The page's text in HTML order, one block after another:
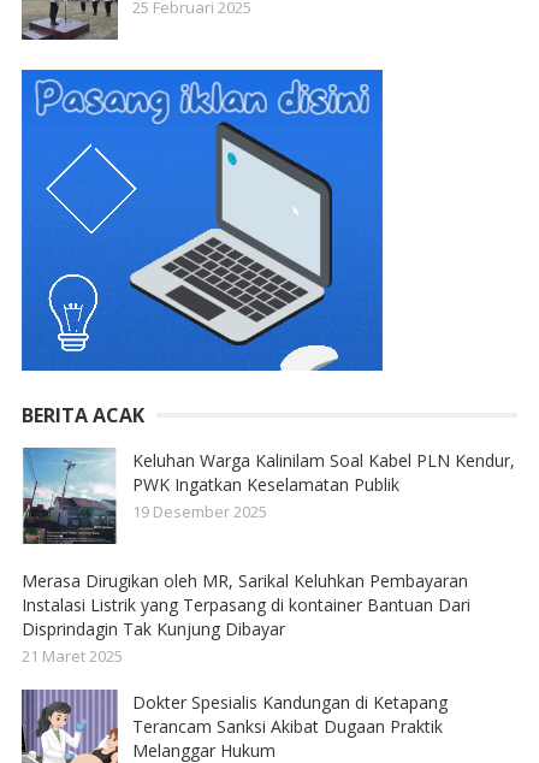
25 Februari 2025
BERITA ACAK
Keluhan Warga Kalinilam Soal Kabel PLN Kendur,
PWK Ingatkan Keselamatan Publik
19 Desember 2025
Merasa Dirugikan oleh MR, Sarikal Keluhkan Pembayaran
Instalasi Listrik yang Terpasang di kontainer Bantuan Dari
Disprindagin Tak Kunjung Dibayar
21 Maret 2025
Dokter Spesialis Kandungan di Ketapang
Terancam Sanksi Akibat Dugaan Praktik
Melanggar Hukum